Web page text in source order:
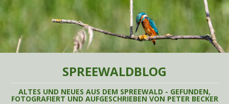
SPREEWALDBLOG
ALTES UND NEUES AUS DEM SPREEWALD - GEFUNDEN,
FOTOGRAFIERT UND AUFGESCHRIEBEN VON PETER BECKER